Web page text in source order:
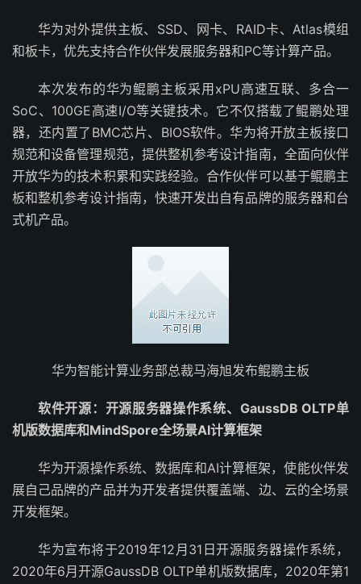
华为对外提供主板、SSD、网卡、RAID卡、Atlas模组
和板卡，优先支持合作伙伴发展服务器和PC等计算产品。
本次发布的华为鲲鹏主板采用xPU高速互联、多合一
SoC、100GE高速I/O等关键技术。它不仅搭载了鲲鹏处理
器，还内置了BMC芯片、BIOS软件。华为将开放主板接口
规范和设备管理规范，提供整机参考设计指南，全面向伙伴
开放华为的技术积累和实践经验。合作伙伴可以基于鲲鹏主
板和整机参考设计指南，快速开发出自有品牌的服务器和台
式机产品。
华为智能计算业务部总裁马海旭发布鲲鹏主板
软件开源：开源服务器操作系统、GaussDB OLTP单
机版数据库和MindSpore全场景AI计算框架
华为开源操作系统、数据库和AI计算框架，使能伙伴发
展自己品牌的产品并为开发者提供覆盖端、边、云的全场景
开发框架。
华为宣布将于2019年12月31日开源服务器操作系统，
2020年6月开源GaussDB OLTP单机版数据库，2020年第1